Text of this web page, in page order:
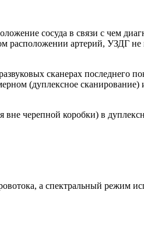
сосуда в связи с чем
артерий, УЗДГ
сканерах
(дуплексное
вне черепной коробки) в
а спектральный режим